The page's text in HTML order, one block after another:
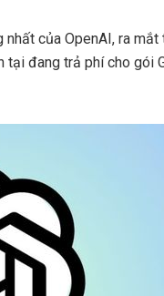
của OpenAI, ra
tại đang trả phí cho gói